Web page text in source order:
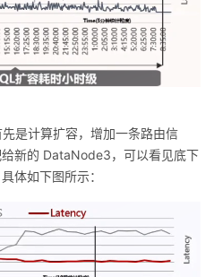
是计算扩容，增加一条路由信
新的 DataNode3，可以看见底下
体如下图所示：